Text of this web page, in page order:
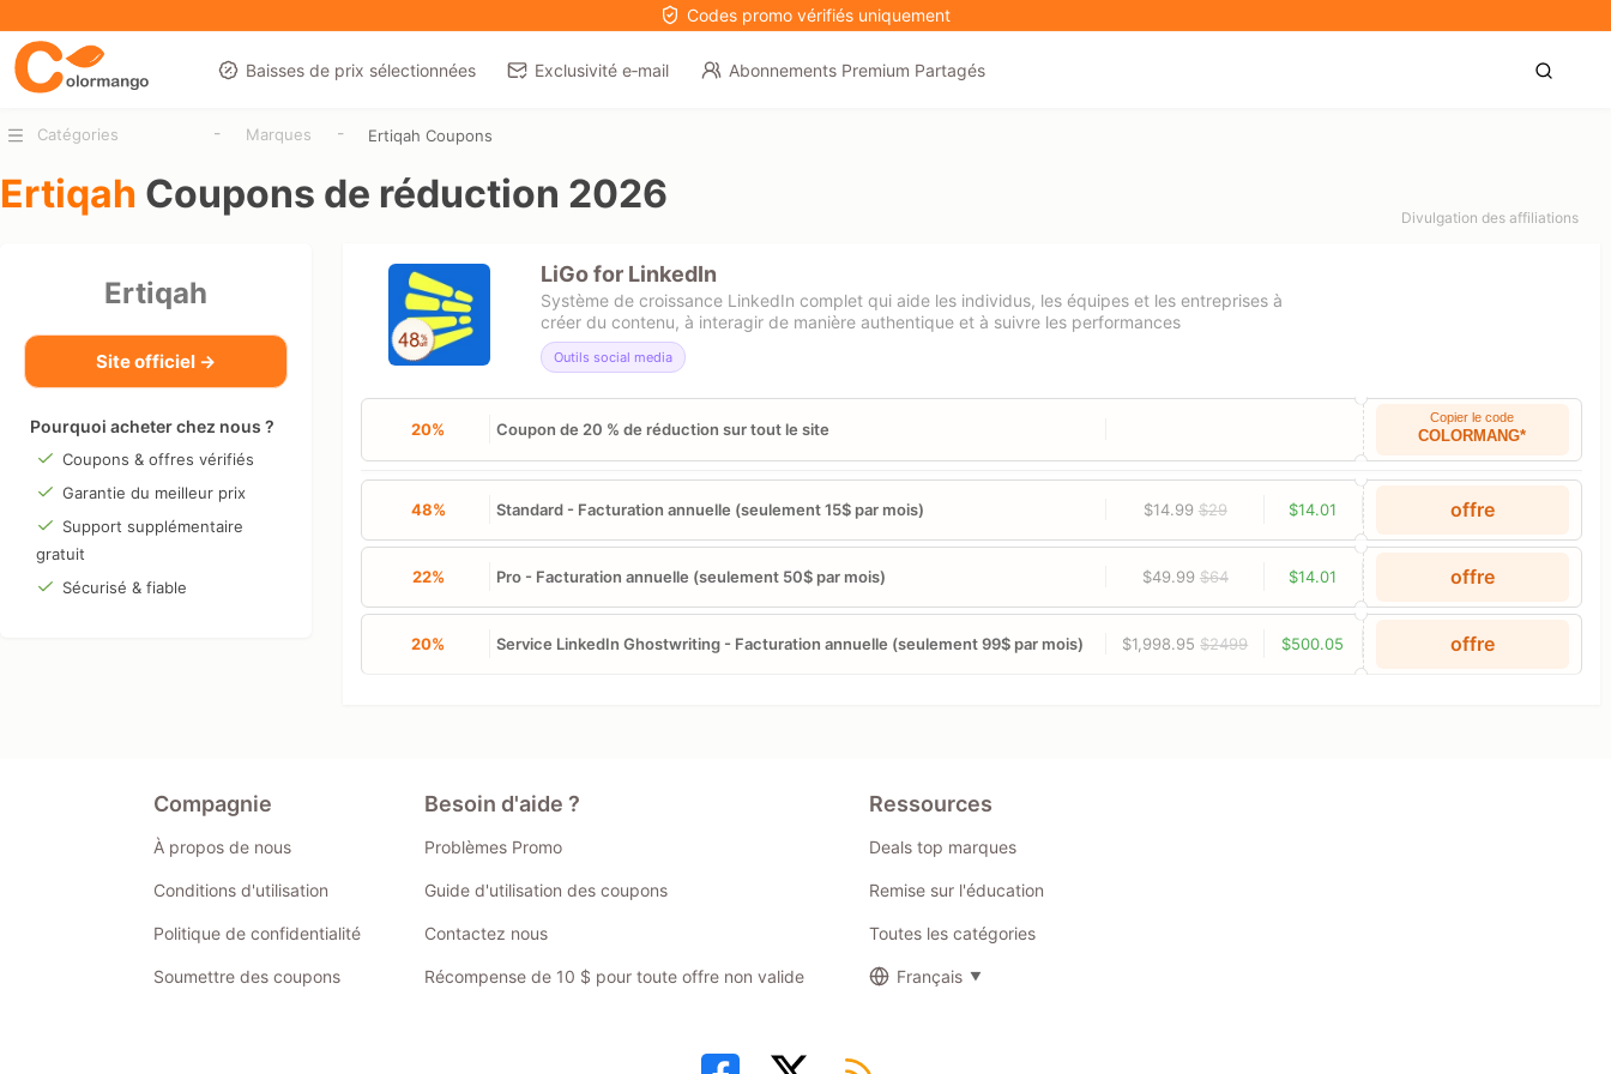
Codes promo vérifiés uniquement
Baisses de prix sélectionnées Exclusivité e‑mail Abonnements Premium Partagés
Catégories - Marques - Ertiqah Coupons
Ertiqah Coupons de réduction 2026
Divulgation des affiliations
Ertiqah
Site officiel →
Pourquoi acheter chez nous ?
Coupons & offres vérifiés
Garantie du meilleur prix
Support supplémentaire
gratuit
Sécurisé & fiable
LiGo for LinkedIn
Système de croissance LinkedIn complet qui aide les individus, les équipes et les entreprises à
créer du contenu, à interagir de manière authentique et à suivre les performances
Outils social media
20% Coupon de 20 % de réduction sur tout le site
Copier le code
COLORMANG*
48% Standard - Facturation annuelle (seulement 15$ par mois) $14.99 $29 $14.01 offre
22% Pro - Facturation annuelle (seulement 50$ par mois) $49.99 $64 $14.01 offre
20% Service LinkedIn Ghostwriting - Facturation annuelle (seulement 99$ par mois) $1,998.95$2499 $500.05 offre
Compagnie
À propos de nous
Conditions d'utilisation
Politique de confidentialité
Soumettre des coupons
Besoin d'aide ?
Problèmes Promo
Guide d'utilisation des coupons
Contactez nous
Récompense de 10 $ pour toute offre non valide
Ressources
Deals top marques
Remise sur l'éducation
Toutes les catégories
Français